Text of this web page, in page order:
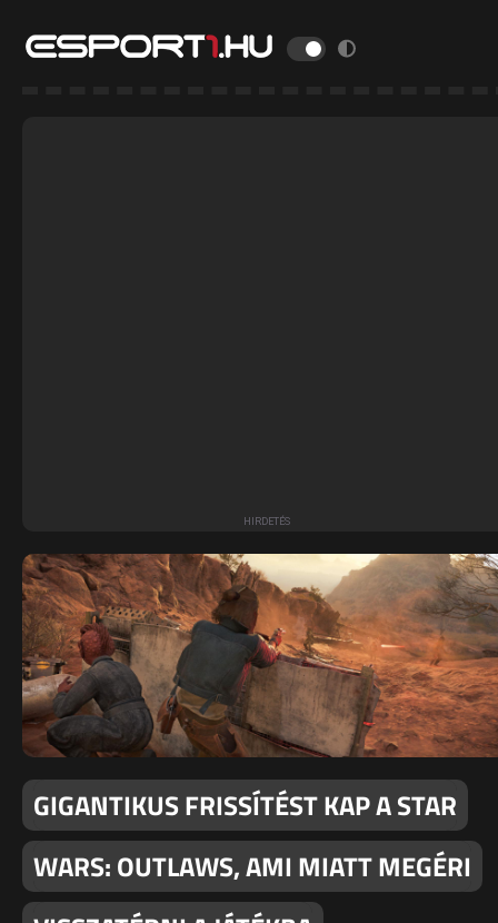
GIGANTIKUS FRISSÍTÉST KAP A STAR
WARS: OUTLAWS, AMI MIATT MEGÉRI